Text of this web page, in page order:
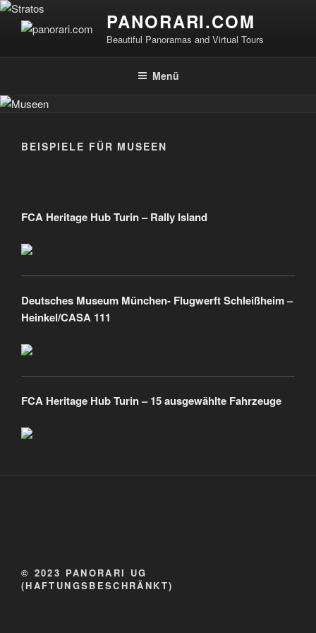
Zum
Inhalt
PANORARI.COM
Beautiful Panoramas and Virtual Tours
Menü
BEISPIELE FÜR MUSEEN
FCA Heritage Hub Turin – Rally Island
Deutsches Museum München- Flugwerft Schleißheim –
Heinkel/CASA 111
FCA Heritage Hub Turin – 15 ausgewählte Fahrzeuge
© 2023 PANORARI UG
(HAFTUNGSBESCHRÄNKT)